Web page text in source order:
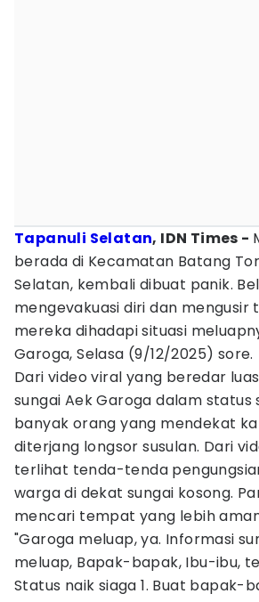
Tapanuli Selatan, IDN Times -
berada di Kecamatan Batang
Selatan, kembali dibuat panik.
mengevakuasi diri dan mengusir
mereka dihadapi situasi
Garoga, Selasa (9/12/2025) sore.
Dari video viral yang beredar
sungai Aek Garoga dalam status
banyak orang yang mendekat
diterjang longsor susulan. Dari
terlihat tenda-tenda
warga di dekat sungai kosong.
mencari tempat yang lebih
"Garoga meluap, ya. Informasi
meluap, Bapak-bapak, Ibu-ibu,
Status naik siaga 1. Buat bapak-